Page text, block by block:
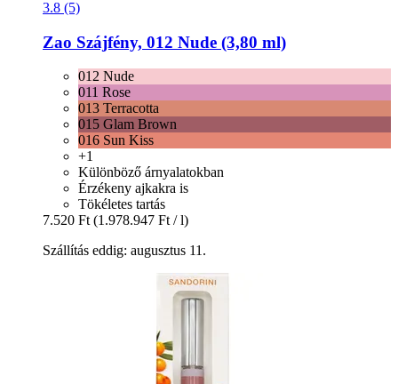
3.8 (5)
Zao Szájfény, 012 Nude (3,80 ml)
012 Nude
011 Rose
013 Terracotta
015 Glam Brown
016 Sun Kiss
+1
Különböző árnyalatokban
Érzékeny ajkakra is
Tökéletes tartás
7.520 Ft (1.978.947 Ft / l)
Szállítás eddig: augusztus 11.